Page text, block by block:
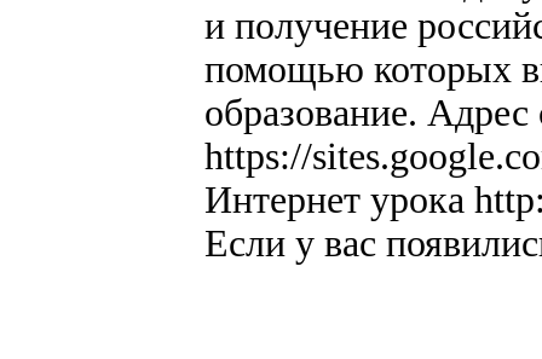
и получение
помощью которых
образование.
https://
Интернет урока
Если у вас